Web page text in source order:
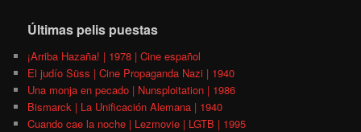
Últimas pelis puestas
¡Arriba Hazaña! | 1978 | Cine español
El judío Süss | Cine Propaganda Nazi | 1940
Una monja en pecado | Nunsploitation | 1986
Bismarck | La Unificación Alemana | 1940
Cuando cae la noche | Lezmovie | LGTB | 1995